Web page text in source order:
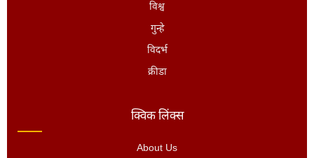
विश्व
गुन्हे
विदर्भ
क्रीडा
क्विक लिंक्स
About Us